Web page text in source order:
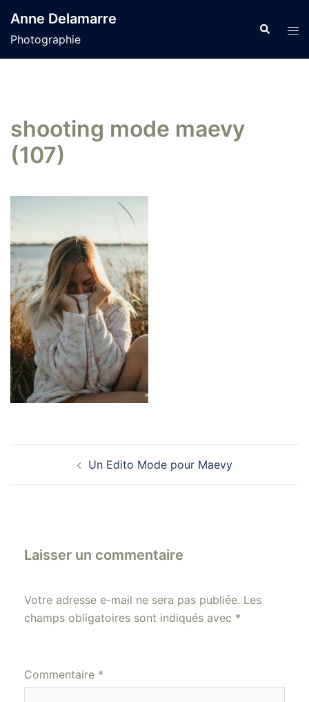
au
contenu
Anne Delamarre
Photographie
shooting mode maevy
(107)
Un Edito Mode pour Maevy
Laisser un commentaire
Votre adresse e-mail ne sera pas publiée. Les
champs obligatoires sont indiqués avec *
Commentaire *